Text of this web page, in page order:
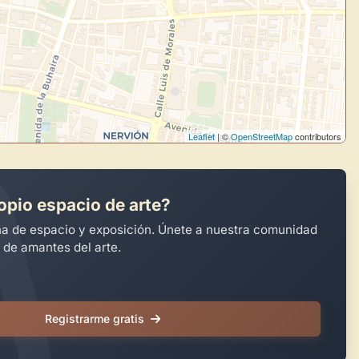
Leaflet| ©OpenStreetMapcontributors
espacio de arte?
de espacio y exposición. Únete a nuestra comunidad
amantes del arte.
Registrarme gratis